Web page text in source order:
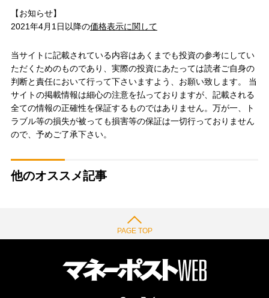
【お知らせ】
2021年4月1日以降の価格表示に関して
当サイトに記載されている内容はあくまでも投資の参考にしてい
ただくためのものであり、実際の投資にあたっては読者ご自身の
判断と責任において行って下さいますよう、お願い致します。 当
サイトの掲載情報は細心の注意を払っておりますが、記載される
全ての情報の正確性を保証するものではありません。万が一、ト
ラブル等の損失が被っても損害等の保証は一切行っておりません
ので、予めご了承下さい。
他のオススメ記事
PAGE TOP